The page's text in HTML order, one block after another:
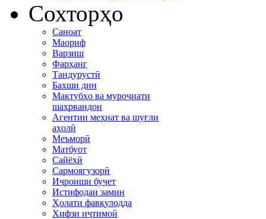
Сохторҳо
Саноат
Маориф
Варзиш
Фарҳанг
Тандурустӣ
Бахши дин
Мактубҳо ва муроҷиати
шаҳрвандон
Агентии меҳнат ва шуғли
аҳолӣ
Меъморӣ
Матбуот
Сайёҳӣ
Сармоягузорӣ
Иҷроиши буҷет
Истифодаи замин
Ҳолати фавқулодда
Хифзи иҷтимоӣ